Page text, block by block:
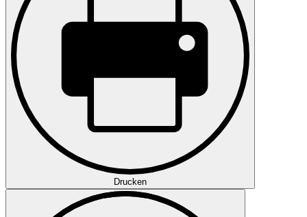
Drucken